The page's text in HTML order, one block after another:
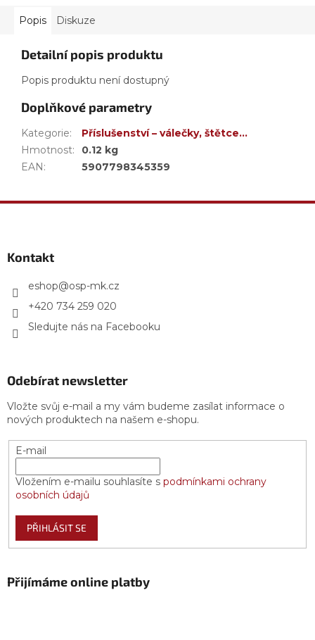
Popis Diskuze
Detailní popis produktu
Popis produktu není dostupný
Doplňkové parametry
Kategorie:
Příslušenství – válečky, štětce…
Hmotnost:
0.12 kg
EAN: 5907798345359
Kontakt
eshop@osp-mk.cz
+420 734 259 020
Sledujte nás na Facebooku
Odebírat newsletter
Vložte svůj e-mail a my vám budeme zasílat informace o
nových produktech na našem e-shopu.
E-mail
Vložením e-mailu souhlasíte s podmínkami ochrany
osobních údajů
PŘIHLÁSIT SE
Přijímáme online platby